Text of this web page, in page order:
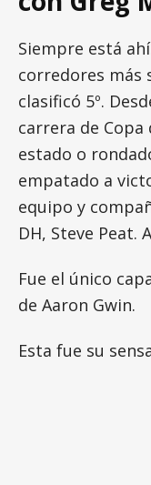
Siempre está
corredores más
clasificó 5º.
carrera de
estado o
empatado a
equipo y
DH, Steve Peat.
Fue el único
de Aaron Gwin.
Esta fue su